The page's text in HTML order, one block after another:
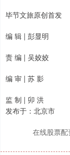
毕节文旅原创首发
编 辑 | 彭显明
责 编 | 吴姣姣
编 审 | 苏 影
监 制 | 卯 洪
发布于：北京市
在线股票配